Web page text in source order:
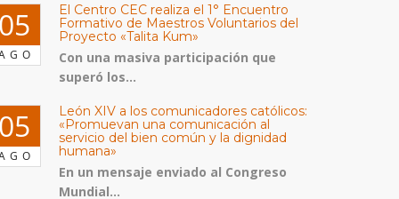
El Centro CEC realiza el 1° Encuentro
Formativo de Maestros Voluntarios del
Proyecto «Talita Kum»
Con una masiva participación que
superó los...
León XIV a los comunicadores católicos:
«Promuevan una comunicación al
servicio del bien común y la dignidad
humana»
En un mensaje enviado al Congreso
Mundial...